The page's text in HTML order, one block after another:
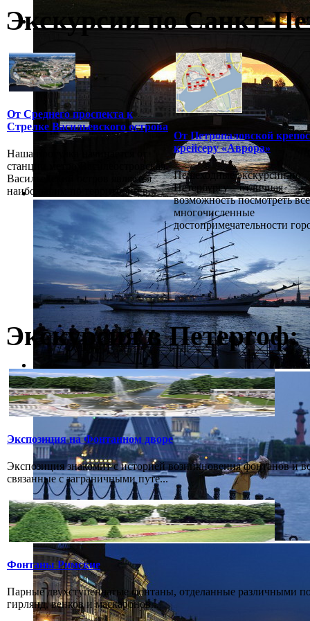
Экскурсии по Санкт-
От Среднего проспекта к
Стрелке Васильевского острова
Наша прогулка начинается от
станции метро Василеостровская.
Васильевский остров является
наибольшим по территории в...
От Петропаловской
крейсеру «Аврора»
Пешеходные экскурсии по
Петербургу – отличная
возможность посмотреть все
многочисленные
достопримечательности
Экскурсия в Петергоф:
Экспозиция на Фонтанном дворе
Экспозиция знакомит с историей возникновения фонтанов и
связанные с заграничными путе...
Фонтаны Римские
Парные двухступенчатые фонтаны, отделанные различными
гирлянд, венков и маскаронов...